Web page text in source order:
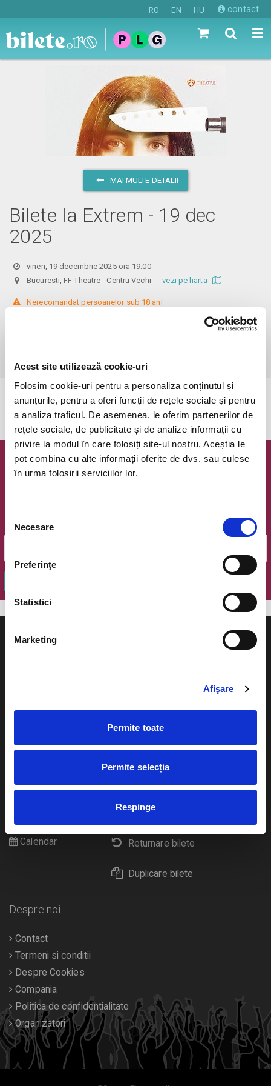
Acest site utilizează cookie-uri
Folosim cookie-uri pentru a personaliza conținutul și
anunțurile, pentru a oferi funcții de rețele sociale și pentru
a analiza traficul. De asemenea, le oferim partenerilor de
rețele sociale, de publicitate și de analize informații cu
privire la modul în care folosiți site-ul nostru. Aceștia le
pot combina cu alte informații oferite de dvs. sau culese
în urma folosirii serviciilor lor.
consimțământului
Necesare
Preferinţe
Statistici
Marketing
Afişare
Permite toate
Permite selecția
Respinge
RO EN HU contact
MAI MULTE DETALII
Bilete la Extrem - 19 dec
2025
vineri, 19 decembrie 2025 ora 19:00
Bucuresti, FF Theatre - Centru Vechivezi pe harta
Nerecomandat persoanelor sub 18 ani
Din respect pentru actori si public avem rugamintea de a va prezenta
cu cel putin 30 de minute inainte de inceperea spectacolului.
Dupa ora inceperii reprezentatiei, rezervarile si biletele isi pierd
Evenimentul a expirat.
Newsletter @ Bilete.ro
Oferte exclusive si o editie saptamanala cu cele mai noi
Email
Cum comand bilete?
Plata online sau cash
eBilet printat acasa
Livrare prin curier
Returnare bilete
Duplicare bilete
festivaluri
Pentru copii
Calendar
Despre noi
Contact
Termeni si conditii
Despre Cookies
Compania
Politica de confidentialitate
Organizatori